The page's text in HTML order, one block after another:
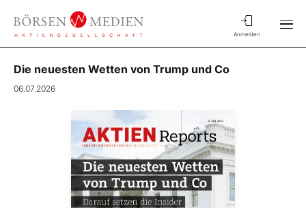
Anmelden
Die neuesten Wetten von Trump und Co
06.07.2026